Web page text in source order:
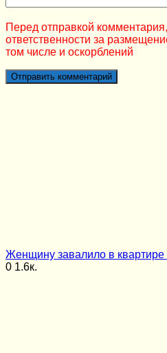
Перед отправкой
ответственности за
том числе и оскорблений
Женщину завалило в
0 1.6к.